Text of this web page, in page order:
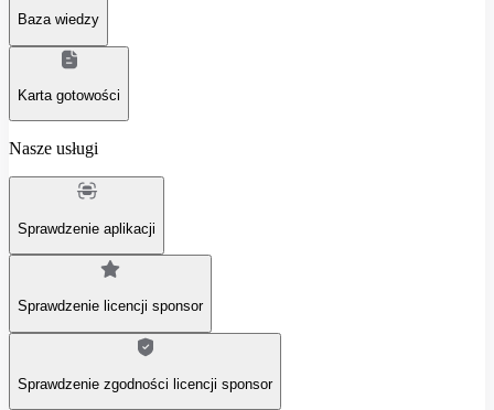
Baza wiedzy
Karta gotowości
Nasze usługi
Sprawdzenie aplikacji
Sprawdzenie licencji sponsor
Sprawdzenie zgodności licencji sponsor